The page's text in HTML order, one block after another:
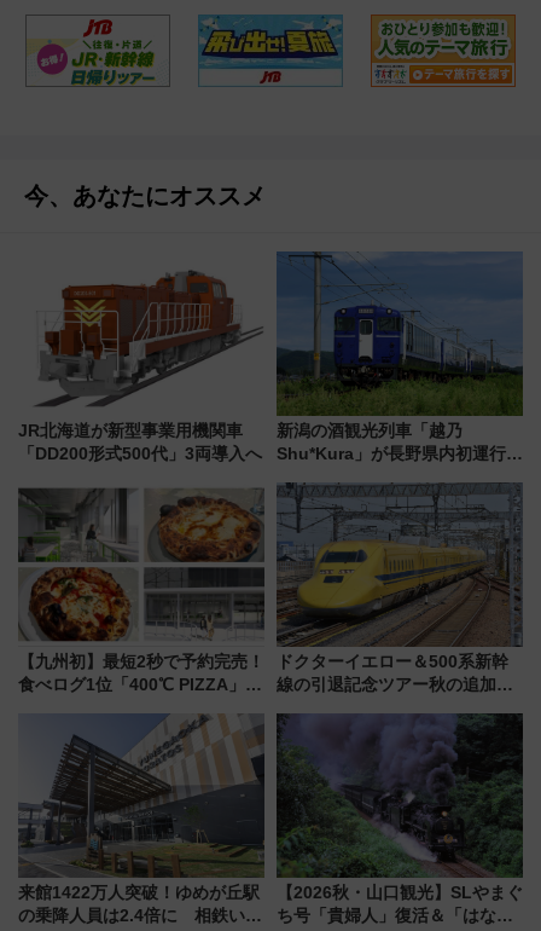
今、あなたにオススメ
JR北海道が新型事業用機関車
「DD200形式500代」3両導入へ
新潟の酒観光列車「越乃
Shu*Kura」が長野県内初運行！
別企画
【九州初】最短2秒で予約完売！
食べログ1位「400℃ PIZZA」が
プン。もつ鍋風など限定メニュ
ドクターイエロー＆500系新幹
線の引退記念ツアー秋の追加企
ホテル情報まとめ
来館1422万人突破！ゆめが丘駅
の乗降人員は2.4倍に 相鉄いず
【2026秋・山口観光】SLやまぐ
ち号「貴婦人」復活＆「はなあ